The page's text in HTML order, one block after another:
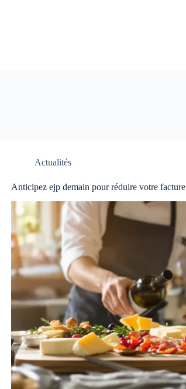
Actualités
Anticipez ejp demain pour réduire votre facture